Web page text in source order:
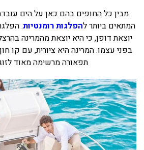
מבין כל החופים בהם כאן על הים
המתאים ביותר להפלגות רומנטיות.
יוצאת דופן, כי היא יוצאת מהמרינה
בפני עצמו. המרינה היא ציורית, עם קו
תפאורה מרשימה מאוד